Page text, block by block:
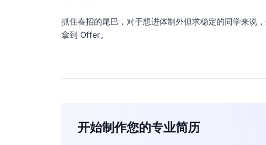
抓住春招的尾巴，对于想进体制外但求稳定的同学来说
拿到 Offer。
开始制作您的专业简历